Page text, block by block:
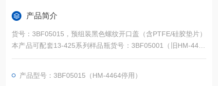
产品简介
货号：3BF05015，预组装黑色螺纹开口盖（含PTFE/硅胶垫片）
本产品可配套13-425系列样品瓶货号：3BF05001（旧HM-4455
停用）、3BF05005（旧HM-4452停用）、3BF05002（旧HM-4
（旧HM-4455AY停用）、3BF05007（旧HM-4452AY停用）
产品型号：3BF05015（HM-4464停用）